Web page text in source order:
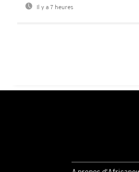
Il y a 7 heures